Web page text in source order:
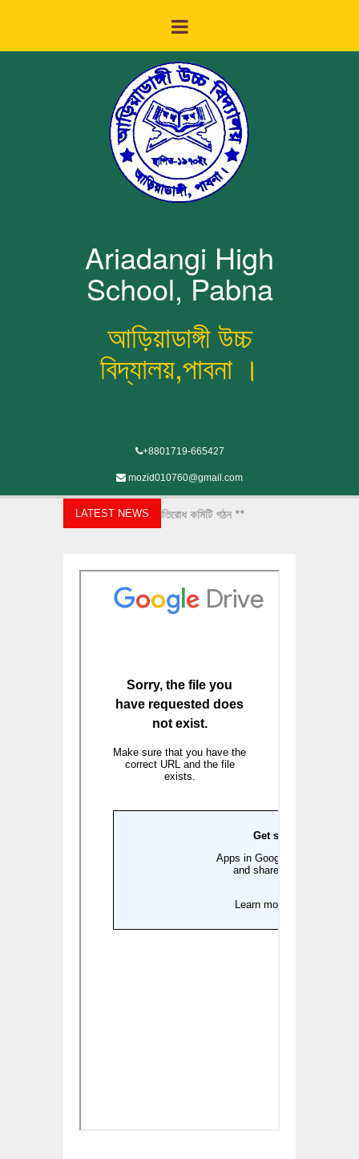
Ariadangi High
School, Pabna
আড়িয়াডাঙ্গী উচ্চ
বিদ্যালয়,পাবনা ।
+8801719-665427
mozid010760@gmail.com
LATEST NEWS
শিক্ষা প্রতিষ্ঠানে যৌন হয়রানি প্রতিরোধ কমিটি গঠন **